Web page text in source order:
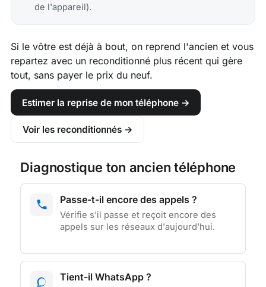
de l'appareil).
Si le vôtre est déjà à bout, on reprend l'ancien et vous
repartez avec un reconditionné plus récent qui gère
tout, sans payer le prix du neuf.
Estimer la reprise de mon téléphone →
Voir les reconditionnés →
Diagnostique ton ancien téléphone
Passe-t-il encore des appels ?
Vérifie s'il passe et reçoit encore des
appels sur les réseaux d'aujourd'hui.
Tient-il WhatsApp ?